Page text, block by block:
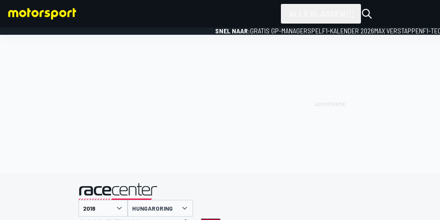
SNEL NAAR:GRATIS GP-MANAGERSPEL F1-KALENDER 2026MAX VERSTAPPENF1-
gepresenteerd door
HUNGARORING